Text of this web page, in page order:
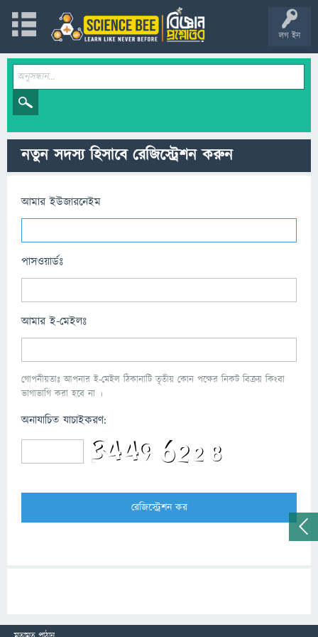
লগ ইন
নতুন সদস্য হিসাবে রেজিস্ট্রেশন করুন
আমার ইউজারনেইম
পাসওয়ার্ডঃ
আমার ই-মেইলঃ
গোপনীয়তাঃ আপনার ই-মেইল ঠিকানাটি তৃতীয় কোন পক্ষের নিকট বিক্রয় কিংবা
ভাগাভাগি করা হবে না ।
অনাযাচিত যাচাইকরণ: